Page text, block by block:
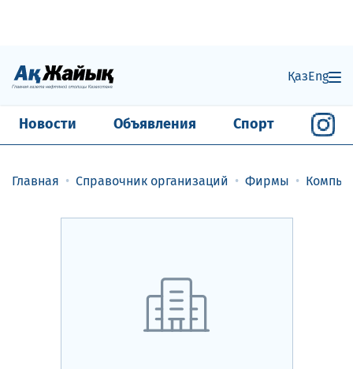
ҚазEng
Новости Объявления Спорт
Главная Справочник организаций Фирмы